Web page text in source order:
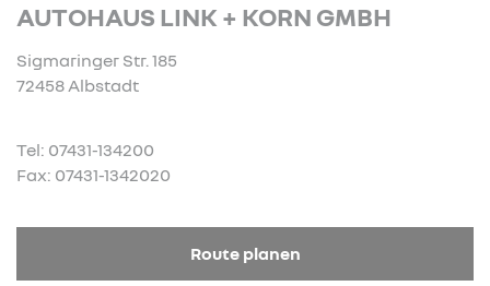
AUTOHAUS LINK + KORN GMBH
Sigmaringer Str. 185
72458 Albstadt
Tel: 07431-134200
Fax: 07431-1342020
Route planen